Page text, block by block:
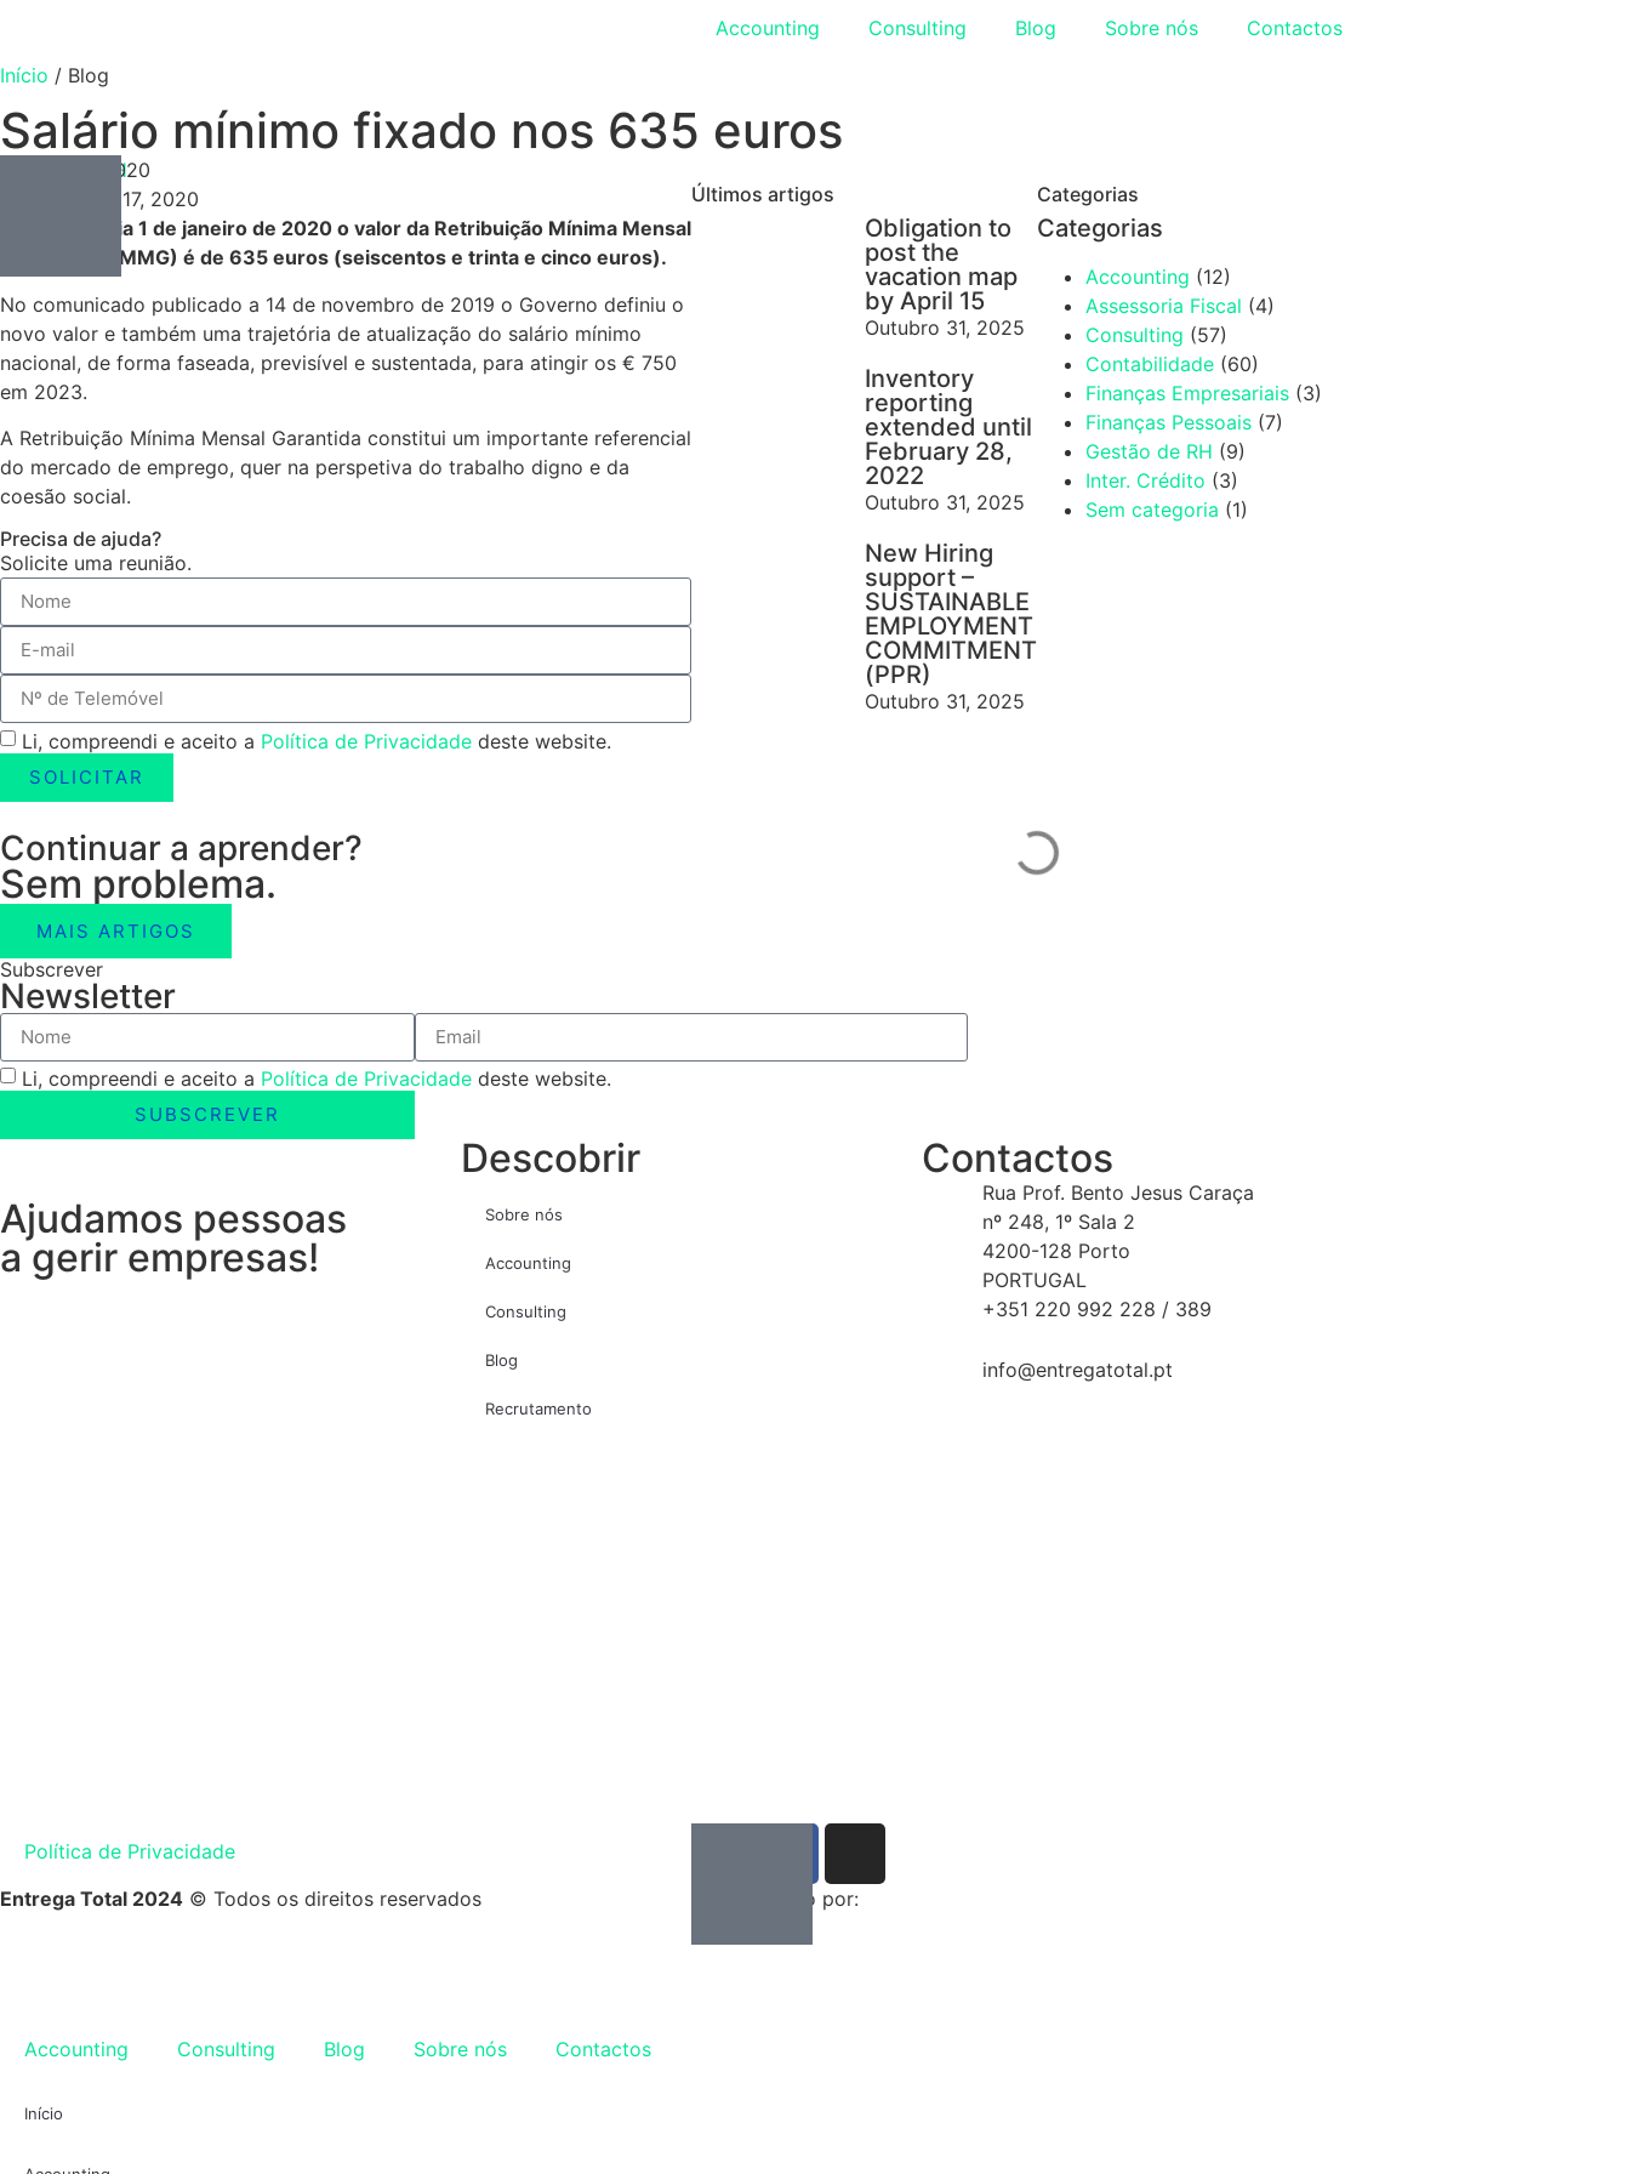
Accounting Consulting Blog Sobre nós
Contactos
Início / Blog
Salário mínimo fixado nos 635 euros
Gestão de RH
Janeiro 17, 2020
Janeiro 17, 2020
A partir do dia 1 de janeiro de 2020 o valor da Retribuição Mínima Mensal
Garantida (RMMG) é de 635 euros (seiscentos e trinta e cinco euros).
No comunicado publicado a 14 de novembro de 2019 o Governo definiu o
novo valor e também uma trajetória de atualização do salário mínimo
nacional, de forma faseada, previsível e sustentada, para atingir os € 750
em 2023.
A Retribuição Mínima Mensal Garantida constitui um importante referencial
do mercado de emprego, quer na perspetiva do trabalho digno e da
coesão social.
Precisa de ajuda?
Solicite uma reunião.
Li, compreendi e aceito a Política de Privacidade deste website.
SOLICITAR
Últimos artigos
Obligation to
post the
vacation map
by April 15
Outubro 31, 2025
Inventory
reporting
extended until
February 28,
2022
Outubro 31, 2025
New Hiring
support –
SUSTAINABLE
EMPLOYMENT
COMMITMENT
(PPR)
Outubro 31, 2025
Categorias
Categorias
Accounting (12)
Assessoria Fiscal (4)
Consulting (57)
Contabilidade (60)
Finanças Empresariais (3)
Finanças Pessoais (7)
Gestão de RH (9)
Inter. Crédito (3)
Sem categoria (1)
Continuar a aprender?
Sem problema.
MAIS ARTIGOS
Subscrever
Newsletter
Li, compreendi e aceito a Política de Privacidade deste website.
SUBSCREVER
Ajudamos pessoas
a gerir empresas!
Descobrir
Sobre nós
Accounting
Consulting
Blog
Recrutamento
Contactos
Rua Prof. Bento Jesus Caraça
nº 248, 1º Sala 2
4200-128 Porto
PORTUGAL
+351 220 992 228 / 389
info@entregatotal.pt
Política de Privacidade
Entrega Total 2024 © Todos os direitos reservados Desenvolvido por:
Accounting Consulting Blog Sobre nós Contactos
Início